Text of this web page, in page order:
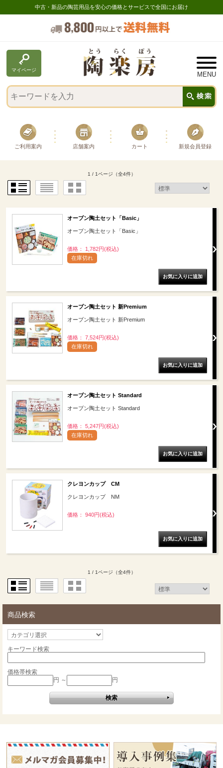
中古・新品の陶芸用品を安心の価格とサービスで全国にお届け
マイページ
ご利用案内 店舗案内 カート 新規会員登録
1 / 1ページ （全4件）
オーブン陶土セット「Basic」
オーブン陶土セット「Basic」
価格： 1,782円(税込)
在庫切れ
オーブン陶土セット 新Premium
オーブン陶土セット 新Premium
価格： 7,524円(税込)
在庫切れ
オーブン陶土セット Standard
オーブン陶土セット Standard
価格： 5,247円(税込)
在庫切れ
クレヨンカップ CM
クレヨンカップ NM
価格： 940円(税込)
1 / 1ページ （全4件）
商品検索
キーワード検索
価格帯検索
円 ～
円